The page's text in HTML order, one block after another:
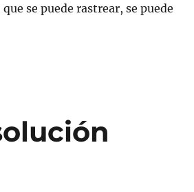
que se puede rastrear, se puede